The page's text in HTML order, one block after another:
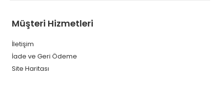
Müşteri Hizmetleri
İletişim
İade ve Geri Ödeme
Site Haritası